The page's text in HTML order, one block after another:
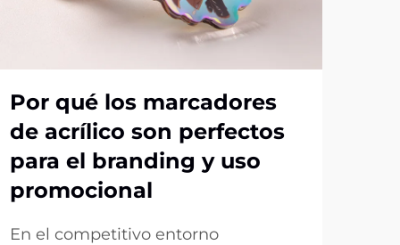
Por qué los marcadores
de acrílico son perfectos
para el branding y uso
promocional
En el competitivo entorno